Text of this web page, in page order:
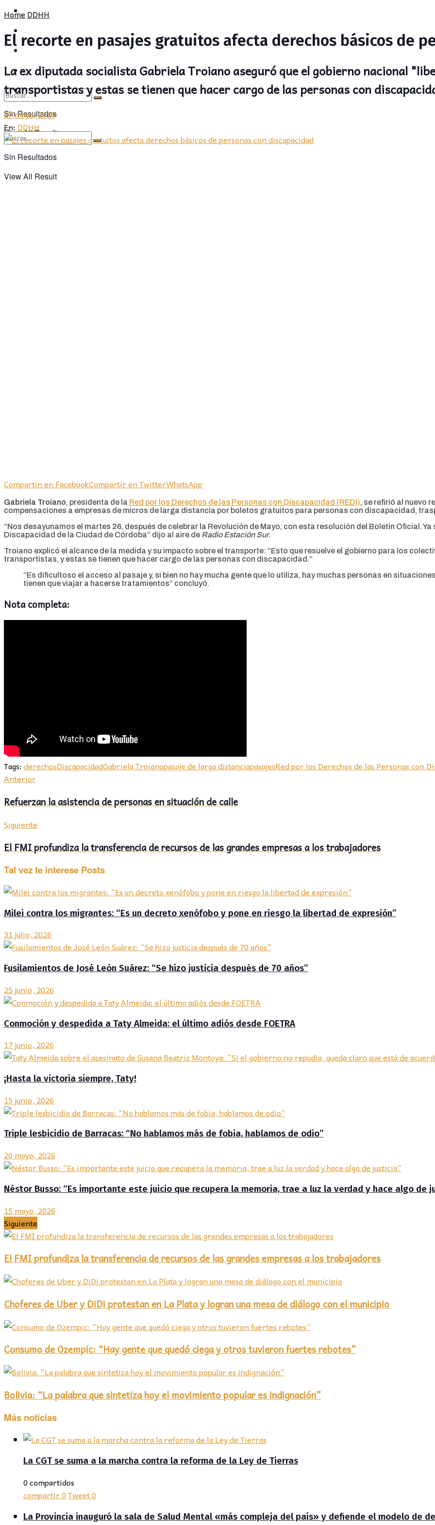
CULTURA
OPINIÓN
Sin Resultados
View All Result
PROVINCIA
CULTURA
OPINIÓN
Sin Resultados
View All Result
HomeDDHH
El recorte en pasajes gratuitos afecta derechos básicos de
La ex diputada socialista Gabriela Troiano aseguró que el gobierno nacional
transportistas y estas se tienen que hacer cargo de las personas con
27 mayo, 2026
En: DDHH
Compartin en FacebookCompartir en TwitterWhatsApp
Gabriela Troiano, presidenta de la Red por los Derechos de las Personas con Discapacidad (REDI), se refirió al nuevo
compensaciones a empresas de micros de larga distancia por boletos gratuitos para personas con discapacidad,
“Nos desayunamos el martes 26, después de celebrar la Revolución de Mayo, con esta resolución del Boletín Oficial.
Discapacidad de la Ciudad de Córdoba” dijo al aire de Radio Estación Sur.
Troiano explicó el alcance de la medida y su impacto sobre el transporte: “Esto que resuelve el gobierno para los
transportistas, y estas se tienen que hacer cargo de las personas con discapacidad.”
“Es dificultoso el acceso al pasaje y, si bien no hay mucha gente que lo utiliza, hay muchas personas en
tienen que viajar a hacerse tratamientos” concluyó.
Nota completa:
Tags: derechosDiscapacidadGabriela Troianopasaje de larga distanciapasajesRed por los Derechos de las Personas con
Anterior
Refuerzan la asistencia de personas en situación de calle
Siguiente
El FMI profundiza la transferencia de recursos de las grandes empresas a los trabajadores
Tal vez te interese Posts
Milei contra los migrantes: “Es un decreto xenófobo y pone en riesgo la libertad de expresión”
31 julio, 2026
Fusilamientos de José León Suárez: “Se hizo justicia después de 70 años”
25 junio, 2026
Conmoción y despedida a Taty Almeida: el último adiós desde FOETRA
17 junio, 2026
¡Hasta la victoria siempre, Taty!
15 junio, 2026
Triple lesbicidio de Barracas: “No hablamos más de fobia, hablamos de odio”
20 mayo, 2026
Néstor Busso: “Es importante este juicio que recupera la memoria, trae a luz la verdad y hace algo de
15 mayo, 2026
Siguiente
El FMI profundiza la transferencia de recursos de las grandes empresas a los trabajadores
Choferes de Uber y DiDi protestan en La Plata y logran una mesa de diálogo con el municipio
Consumo de Ozempic: “Hay gente que quedó ciega y otros tuvieron fuertes rebotes”
Bolivia: “La palabra que sintetiza hoy el movimiento popular es indignación”
Más noticias
La CGT se suma a la marcha contra la reforma de la Ley de Tierras
0 compartidos
compartir0Tweet0
La Provincia inauguró la sala de Salud Mental «más compleja del país» y defiende el modelo de